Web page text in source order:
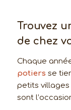
Trouvez
de chez
Chaque
potiers se
petits villages
sont